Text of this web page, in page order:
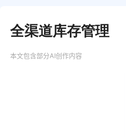
全渠道库存管理
本文包含部分AI创作内容